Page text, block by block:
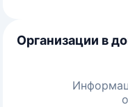
Организации в